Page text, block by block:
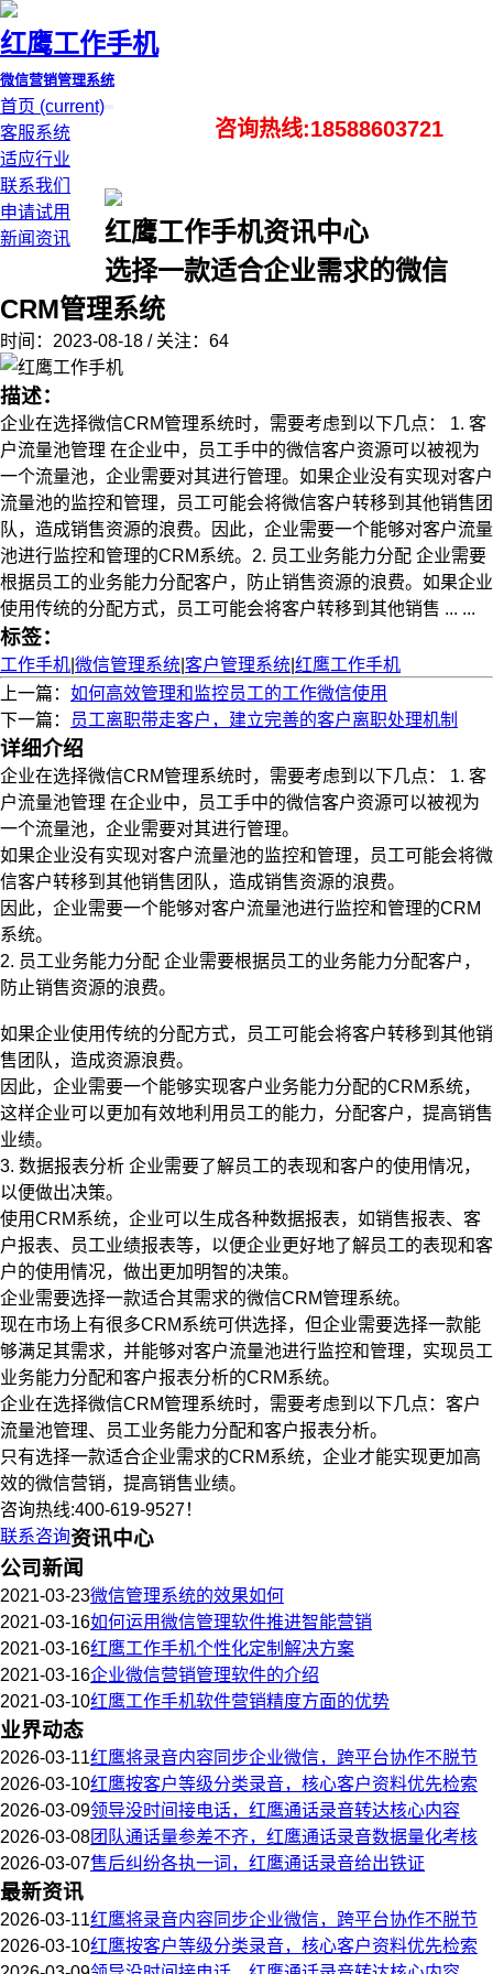
红鹰工作手机
微信营销管理系统
首页 (current)
客服系统
适应行业
联系我们
申请试用
新闻资讯
咨询热线:18588603721
红鹰工作手机资讯中心
选择一款适合企业需求的微信
CRM管理系统
时间：2023-08-18 / 关注：64
描述：
企业在选择微信CRM管理系统时，需要考虑到以下几点： 1. 客
户流量池管理 在企业中，员工手中的微信客户资源可以被视为
一个流量池，企业需要对其进行管理。如果企业没有实现对客户
流量池的监控和管理，员工可能会将微信客户转移到其他销售团
队，造成销售资源的浪费。因此，企业需要一个能够对客户流量
池进行监控和管理的CRM系统。2. 员工业务能力分配 企业需要
根据员工的业务能力分配客户，防止销售资源的浪费。如果企业
使用传统的分配方式，员工可能会将客户转移到其他销售 ... ...
标签：
工作手机 微信管理系统 客户管理系统 红鹰工作手机
上一篇： 如何高效管理和监控员工的工作微信使用
下一篇：
员工离职带走客户，建立完善的客户离职处理机制
详细介绍
企业在选择微信CRM管理系统时，需要考虑到以下几点： 1. 客
户流量池管理 在企业中，员工手中的微信客户资源可以被视为
一个流量池，企业需要对其进行管理。
如果企业没有实现对客户流量池的监控和管理，员工可能会将微
信客户转移到其他销售团队，造成销售资源的浪费。
因此，企业需要一个能够对客户流量池进行监控和管理的CRM
系统。
2. 员工业务能力分配 企业需要根据员工的业务能力分配客户，
防止销售资源的浪费。
如果企业使用传统的分配方式，员工可能会将客户转移到其他销
售团队，造成资源浪费。
因此，企业需要一个能够实现客户业务能力分配的CRM系统，
这样企业可以更加有效地利用员工的能力，分配客户，提高销售
业绩。
3. 数据报表分析 企业需要了解员工的表现和客户的使用情况，
以便做出决策。
使用CRM系统，企业可以生成各种数据报表，如销售报表、客
户报表、员工业绩报表等，以便企业更好地了解员工的表现和客
户的使用情况，做出更加明智的决策。
企业需要选择一款适合其需求的微信CRM管理系统。
现在市场上有很多CRM系统可供选择，但企业需要选择一款能
够满足其需求，并能够对客户流量池进行监控和管理，实现员工
业务能力分配和客户报表分析的CRM系统。
企业在选择微信CRM管理系统时，需要考虑到以下几点：客户
流量池管理、员工业务能力分配和客户报表分析。
只有选择一款适合企业需求的CRM系统，企业才能实现更加高
效的微信营销，提高销售业绩。
咨询热线:400-619-9527！
联系咨询资讯中心
公司新闻
2021-03-23微信管理系统的效果如何
2021-03-16如何运用微信管理软件推进智能营销
2021-03-16红鹰工作手机个性化定制解决方案
2021-03-16企业微信营销管理软件的介绍
2021-03-10红鹰工作手机软件营销精度方面的优势
业界动态
2026-03-11红鹰将录音内容同步企业微信，跨平台协作不脱节
2026-03-10红鹰按客户等级分类录音，核心客户资料优先检索
2026-03-09领导没时间接电话，红鹰通话录音转达核心内容
2026-03-08团队通话量参差不齐，红鹰通话录音数据量化考核
2026-03-07售后纠纷各执一词，红鹰通话录音给出铁证
最新资讯
2026-03-11红鹰将录音内容同步企业微信，跨平台协作不脱节
2026-03-10红鹰按客户等级分类录音，核心客户资料优先检索